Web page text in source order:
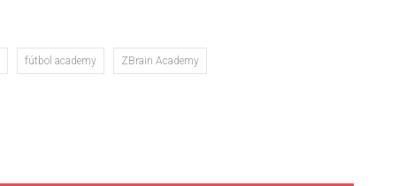
fútbol academy ZBrain Academy